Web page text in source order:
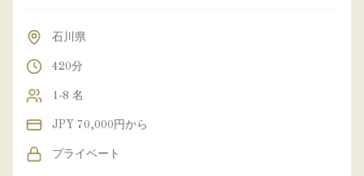
石川県
420分
1-8 名
JPY 70,000円から
プライベート